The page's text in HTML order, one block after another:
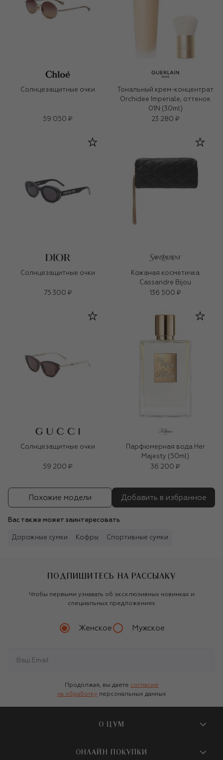
Солнцезащитные очки
59 050 ₽
Тональный крем-концентрат
Orchidee Imperiale, оттенок
01N (30ml)
23 280 ₽
Солнцезащитные очки
75 300 ₽
Кожаная косметичка
Cassandre Bijou
136 500 ₽
Солнцезащитные очки
59 200 ₽
Парфюмерная вода Her
Majesty (50ml)
36 200 ₽
Похожие модели Добавить в избранное
Вас также может заинтересовать
Дорожные сумки Кофры Спортивные сумки
ПОДПИШИТЕСЬ НА РАССЫЛКУ
Чтобы первыми узнавать об эксклюзивных новинках и
специальных предложениях
Женское Мужское
Продолжая, вы даете согласие
на обработку персональных данных
О ЦУМ
О магазине
ОНЛАЙН ПОКУПКИ